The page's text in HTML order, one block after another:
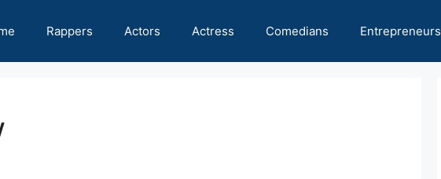
Rappers Actors Actress Comedians Entrepreneurs